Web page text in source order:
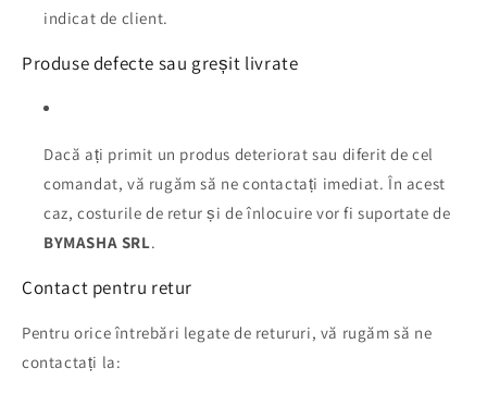
indicat de client.
Produse defecte sau greșit livrate
Dacă ați primit un produs deteriorat sau diferit de cel
comandat, vă rugăm să ne contactați imediat. În acest
caz, costurile de retur și de înlocuire vor fi suportate de
BYMASHA SRL.
Contact pentru retur
Pentru orice întrebări legate de retururi, vă rugăm să ne
contactați la: